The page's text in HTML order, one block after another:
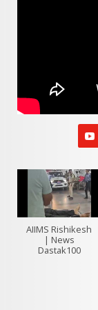
AIIMS Rishikesh
| News
Dastak100